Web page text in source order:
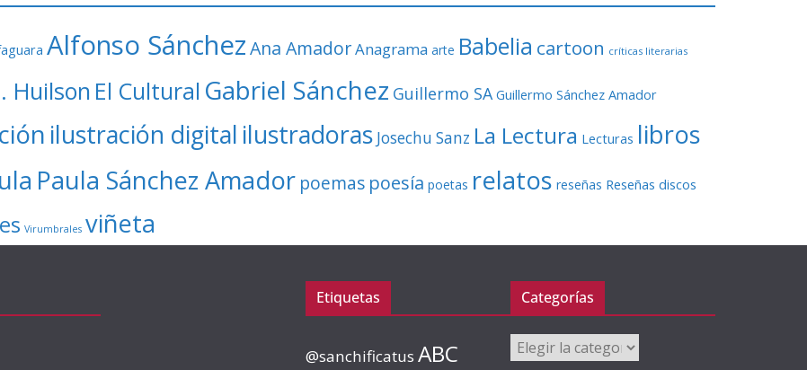
í
e
Alfonso SánchezAna AmadorAnagrama arte Babelia cartoon críticas literarias
Huilson El Cultural Gabriel Sánchez Guillermo SA Guillermo Sánchez Amador
ilustración digital ilustradoras Josechu Sanz La Lectura Lecturas libros
Paula Sánchez Amador poemas poesía poetas relatos reseñas Reseñas discos
Virumbrales viñeta
Etiquetas
@sanchificatus ABC
Categorías
Categorías